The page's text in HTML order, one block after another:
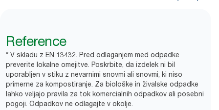
Reference
* V skladu z EN 13432. Pred odlaganjem med odpadke
preverite lokalne omejitve. Poskrbite, da izdelek ni bil
uporabljen v stiku z nevarnimi snovmi ali snovmi, ki niso
primerne za kompostiranje. Za biološke in živalske odpadke
lahko veljajo pravila za tok komercialnih odpadkov ali posebni
pogoji. Odpadkov ne odlagajte v okolje.